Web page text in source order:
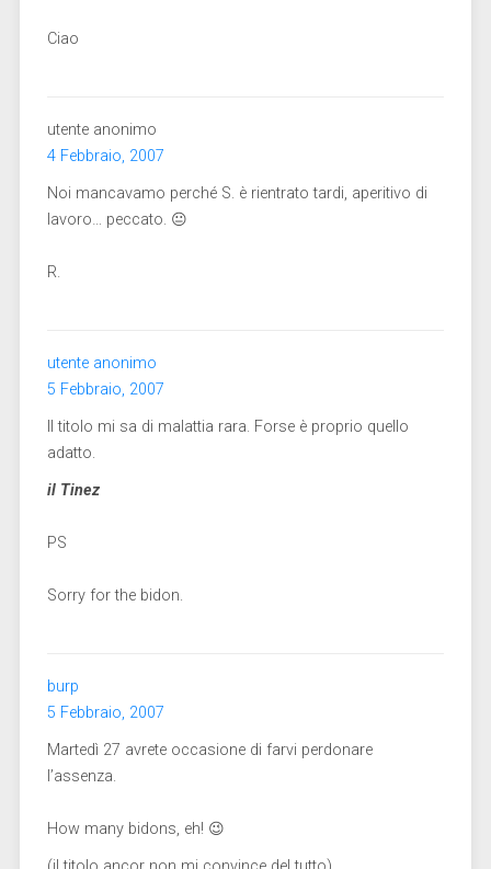
Ciao
utente anonimo
4 Febbraio, 2007
Noi mancavamo perché S. è rientrato tardi, aperitivo di
lavoro… peccato. 😐
R.
utente anonimo
5 Febbraio, 2007
Il titolo mi sa di malattia rara. Forse è proprio quello
adatto.
il Tinez
PS
Sorry for the bidon.
burp
5 Febbraio, 2007
Martedì 27 avrete occasione di farvi perdonare
l’assenza.
How many bidons, eh! 😉